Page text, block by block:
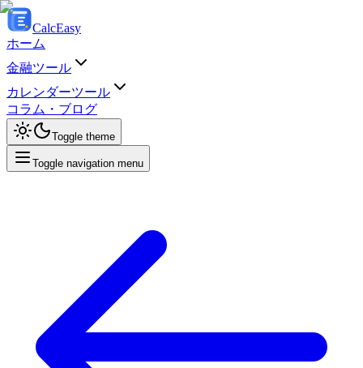
CalcEasy
ホーム
金融ツール
カレンダーツール
コラム・ブログ
Toggle theme
Toggle navigation menu